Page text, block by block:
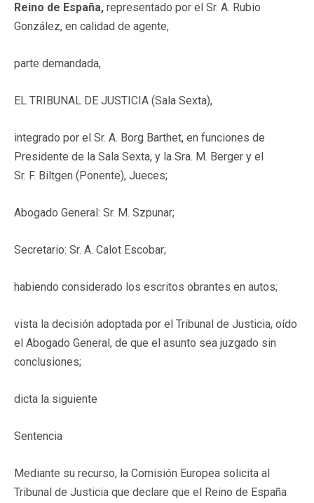
Reino de España, representado por el Sr. A. Rubio
González, en calidad de agente,
parte demandada,
EL TRIBUNAL DE JUSTICIA (Sala Sexta),
integrado por el Sr. A. Borg Barthet, en funciones de
Presidente de la Sala Sexta, y la Sra. M. Berger y el
Sr. F. Biltgen (Ponente), Jueces;
Abogado General: Sr. M. Szpunar;
Secretario: Sr. A. Calot Escobar;
habiendo considerado los escritos obrantes en autos;
vista la decisión adoptada por el Tribunal de Justicia, oído
el Abogado General, de que el asunto sea juzgado sin
conclusiones;
dicta la siguiente
Sentencia
Mediante su recurso, la Comisión Europea solicita al
Tribunal de Justicia que declare que el Reino de España